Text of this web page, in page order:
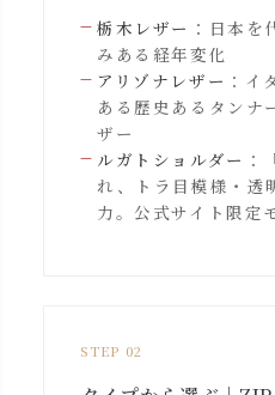
栃木レザー ：日本を
みある経年変化
アリゾナレザー ：イ
ある歴史あるタンナ
ザー
ルガトショルダー ：
れ、トラ目模様・透
力。公式サイト限定
STEP 02